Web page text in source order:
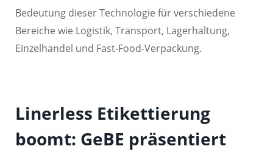
Bedeutung dieser Technologie für verschiedene
Bereiche wie Logistik, Transport, Lagerhaltung,
Einzelhandel und Fast-Food-Verpackung.
Linerless Etikettierung
boomt: GeBE präsentiert